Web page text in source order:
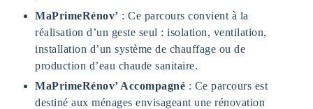
MaPrimeRénov’ : Ce parcours convient à la
réalisation d’un geste seul : isolation, ventilation,
installation d’un système de chauffage ou de
production d’eau chaude sanitaire.
MaPrimeRénov’ Accompagné : Ce parcours est
destiné aux ménages envisageant une rénovation